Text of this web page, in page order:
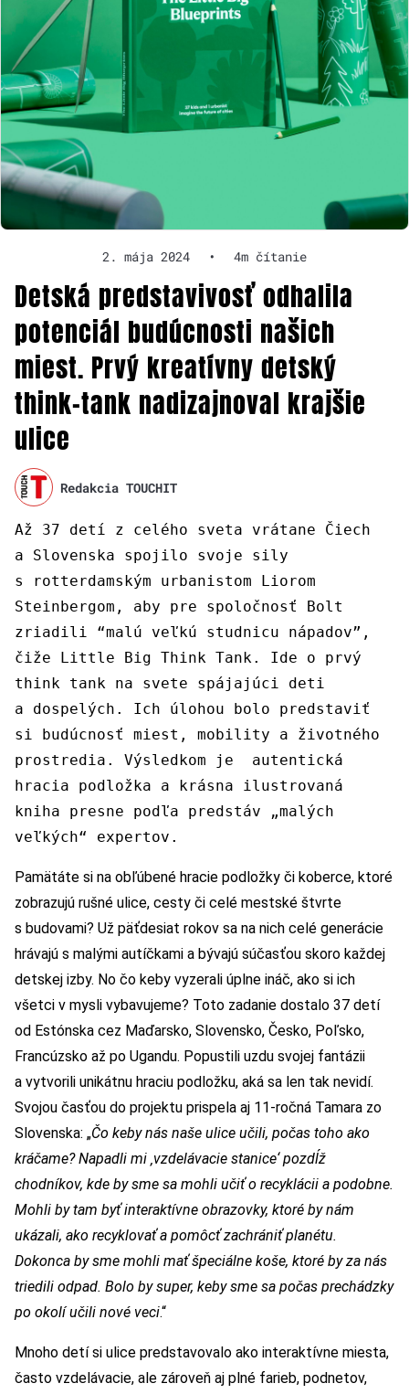
2. mája 2024 • 4m čítanie
Detská predstavivosť odhalila
potenciál budúcnosti našich
miest. Prvý kreatívny detský
think-tank nadizajnoval krajšie
ulice
Redakcia TOUCHIT
Až 37 detí z celého sveta vrátane Čiech
a Slovenska spojilo svoje sily
s rotterdamským urbanistom Liorom
Steinbergom, aby pre spoločnosť Bolt
zriadili “malú veľkú studnicu nápadov”,
čiže Little Big Think Tank. Ide o prvý
think tank na svete spájajúci deti
a dospelých. Ich úlohou bolo predstaviť
si budúcnosť miest, mobility a životného
prostredia. Výsledkom je autentická
hracia podložka a krásna ilustrovaná
kniha presne podľa predstáv „malých
veľkých“ expertov.
Pamätáte si na obľúbené hracie podložky či koberce, ktoré
zobrazujú rušné ulice, cesty či celé mestské štvrte
s budovami? Už päťdesiat rokov sa na nich celé generácie
hrávajú s malými autíčkami a bývajú súčasťou skoro každej
detskej izby. No čo keby vyzerali úplne ináč, ako si ich
všetci v mysli vybavujeme? Toto zadanie dostalo 37 detí
od Estónska cez Maďarsko, Slovensko, Česko, Poľsko,
Francúzsko až po Ugandu. Popustili uzdu svojej fantázii
a vytvorili unikátnu hraciu podložku, aká sa len tak nevidí.
Svojou časťou do projektu prispela aj 11-ročná Tamara zo
Slovenska: „Čo keby nás naše ulice učili, počas toho ako
kráčame? Napadli mi ‚vzdelávacie stanice‘ pozdĺž
chodníkov, kde by sme sa mohli učiť o recyklácii a podobne.
Mohli by tam byť interaktívne obrazovky, ktoré by nám
ukázali, ako recyklovať a pomôcť zachrániť planétu.
Dokonca by sme mohli mať špeciálne koše, ktoré by za nás
triedili odpad. Bolo by super, keby sme sa počas prechádzky
po okolí učili nové veci.“
Mnoho detí si ulice predstavovalo ako interaktívne miesta,
často vzdelávacie, ale zároveň aj plné farieb, podnetov,